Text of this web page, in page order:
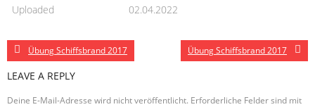
Uploaded 02.04.2022
Übung Schiffsbrand 2017 Übung Schiffsbrand 2017
LEAVE A REPLY
Deine E-Mail-Adresse wird nicht veröffentlicht. Erforderliche Felder sind mit